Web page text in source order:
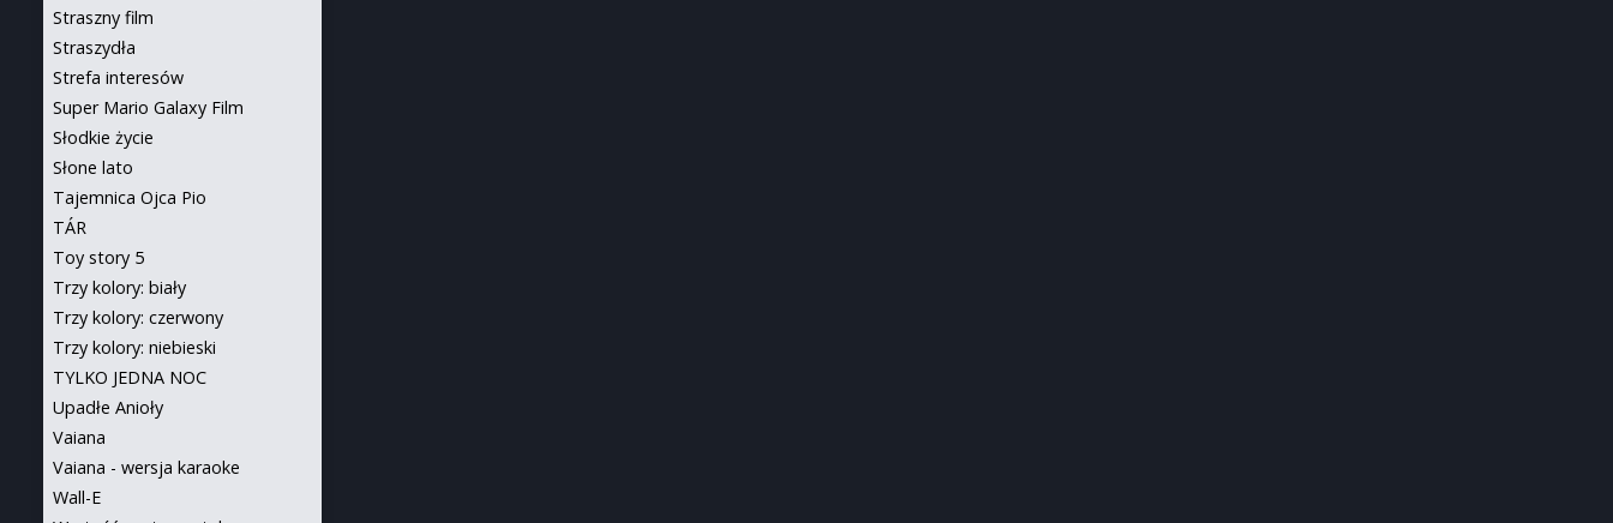
Straszny film
Straszydła
Strefa interesów
Super Mario Galaxy Film
Słodkie życie
Słone lato
Tajemnica Ojca Pio
TÁR
Toy story 5
Trzy kolory: biały
Trzy kolory: czerwony
Trzy kolory: niebieski
TYLKO JEDNA NOC
Upadłe Anioły
Vaiana
Vaiana - wersja karaoke
Wall-E